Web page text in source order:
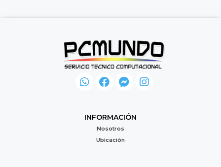
INFORMACIÓN
Nosotros
Ubicación